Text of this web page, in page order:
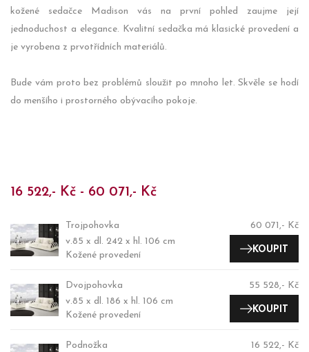
kožené sedačce Madison vás na první pohled zaujme její
jednoduchost a elegance. Kvalitní sedačka má klasické provedení a
je vyrobena z prvotřídních materiálů.
Bude vám proto bez problémů sloužit po mnoho let. Skvěle se hodí
do menšího i prostorného obývacího pokoje.
16 522,- Kč - 60 071,- Kč
Trojpohovka
v.85 x dl. 242 x hl. 106 cm
Kožené provedení
60 071,- Kč
KOUPIT
Dvojpohovka
v.85 x dl. 186 x hl. 106 cm
Kožené provedení
55 528,- Kč
KOUPIT
Podnožka
16 522,- Kč